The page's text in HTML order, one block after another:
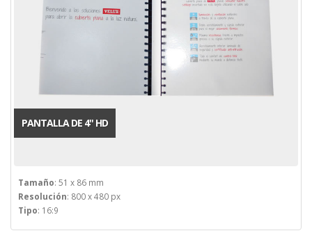
PANTALLA DE 4'' HD
Tamaño: 51 x 86 mm
Resolución: 800 x 480 px
Tipo: 16:9